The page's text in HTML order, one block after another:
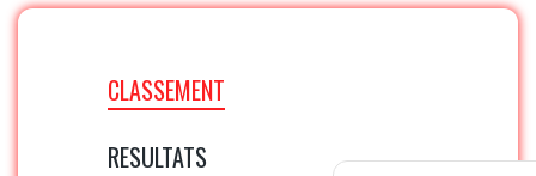
CLASSEMENT
RESULTATS